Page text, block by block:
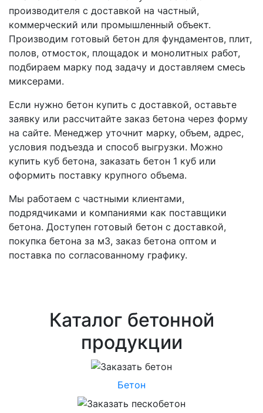
производителя с доставкой на частный,
коммерческий или промышленный объект.
Производим готовый бетон для фундаментов, плит,
полов, отмосток, площадок и монолитных работ,
подбираем марку под задачу и доставляем смесь
миксерами.
Если нужно бетон купить с доставкой, оставьте
заявку или рассчитайте заказ бетона через форму
на сайте. Менеджер уточнит марку, объем, адрес,
условия подъезда и способ выгрузки. Можно
купить куб бетона, заказать бетон 1 куб или
оформить поставку крупного объема.
Мы работаем с частными клиентами,
подрядчиками и компаниями как поставщики
бетона. Доступен готовый бетон с доставкой,
покупка бетона за м3, заказ бетона оптом и
поставка по согласованному графику.
Каталог бетонной
продукции
Бетон